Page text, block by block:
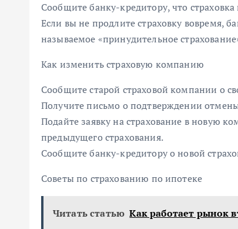
Сообщите банку-кредитору, что
Если вы не продлите страховку вовремя,
называемое «принудительное
Как изменить страховую компанию
Сообщите старой страховой компании о
Получите письмо о подтверждении
Подайте заявку на страхование в новую
предыдущего страхования.
Сообщите банку-кредитору о новой
Советы по страхованию по ипотеке
Читать статью Как работает рынок